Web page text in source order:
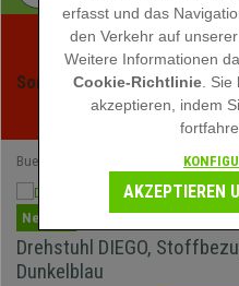
Sommerschlussverauf bei
für kurze Zeit -
Buerostuhlpro
Neuheit
Drehstuhl DIEGO,
Dunkelblau
erfasst und das
den Verkehr auf
Weitere Informationen
Cookie-Richtlinie .
akzeptieren, indem
AKZEPTIEREN